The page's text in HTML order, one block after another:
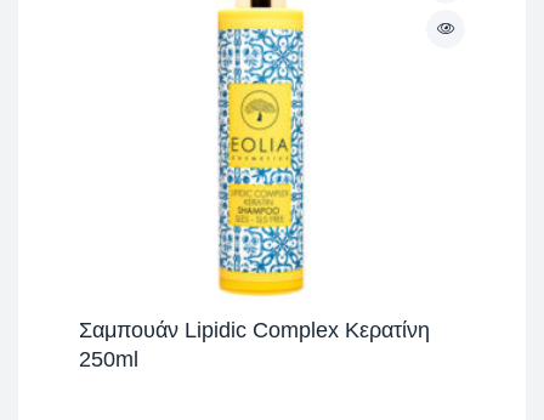
Σαμπουάν Lipidic Complex Κερατίνη
250ml